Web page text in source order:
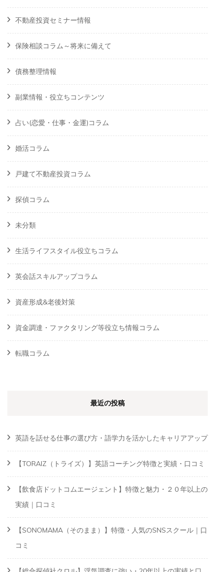
不動産投資セミナー情報
保険相談コラム～将来に備えて
債務整理情報
副業情報・役立ちコンテンツ
占い(恋愛・仕事・金運)コラム
婚活コラム
戸建て不動産投資コラム
探偵コラム
未分類
生活ライフスタイル役立ちコラム
英会話スキルアップコラム
資産形成&老後対策
資金調達・ファクタリング等役立ち情報コラム
転職コラム
最近の投稿
英語を話せる仕事の選び方・語学力を活かしたキャリアアップ
【TORAIZ（トライズ）】英語コーチング特徴と実績・口コミ
【飲食店ドットコムエージェント】特徴と魅力・２０年以上の
実績｜口コミ
【SONOMAMA（そのまま）】特徴・人気のSNSスクール｜口
コミ